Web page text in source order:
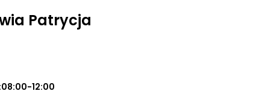
Patrycja
08:00-12:00